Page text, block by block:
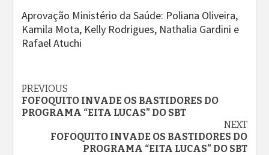
Aprovação Ministério da Saúde: Poliana Oliveira,
Kamila Mota, Kelly Rodrigues, Nathalia Gardini e
Rafael Atuchi
Continue
Reading
PREVIOUS
FOFOQUITO INVADE OS BASTIDORES DO
PROGRAMA “EITA LUCAS” DO SBT
NEXT
FOFOQUITO INVADE OS BASTIDORES DO
PROGRAMA “EITA LUCAS” DO SBT